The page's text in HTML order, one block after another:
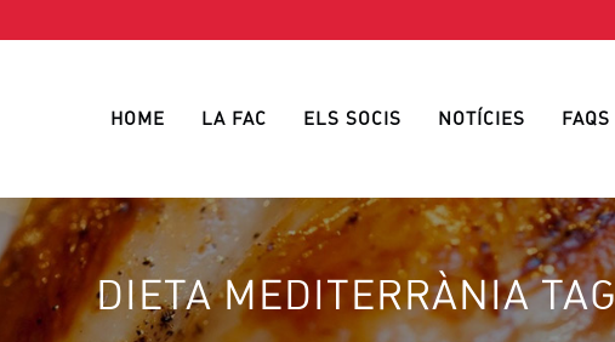
HOME LA FAC ELS SOCIS NOTÍCIES FAQS
DIETA MEDITERRÀNIA TAG